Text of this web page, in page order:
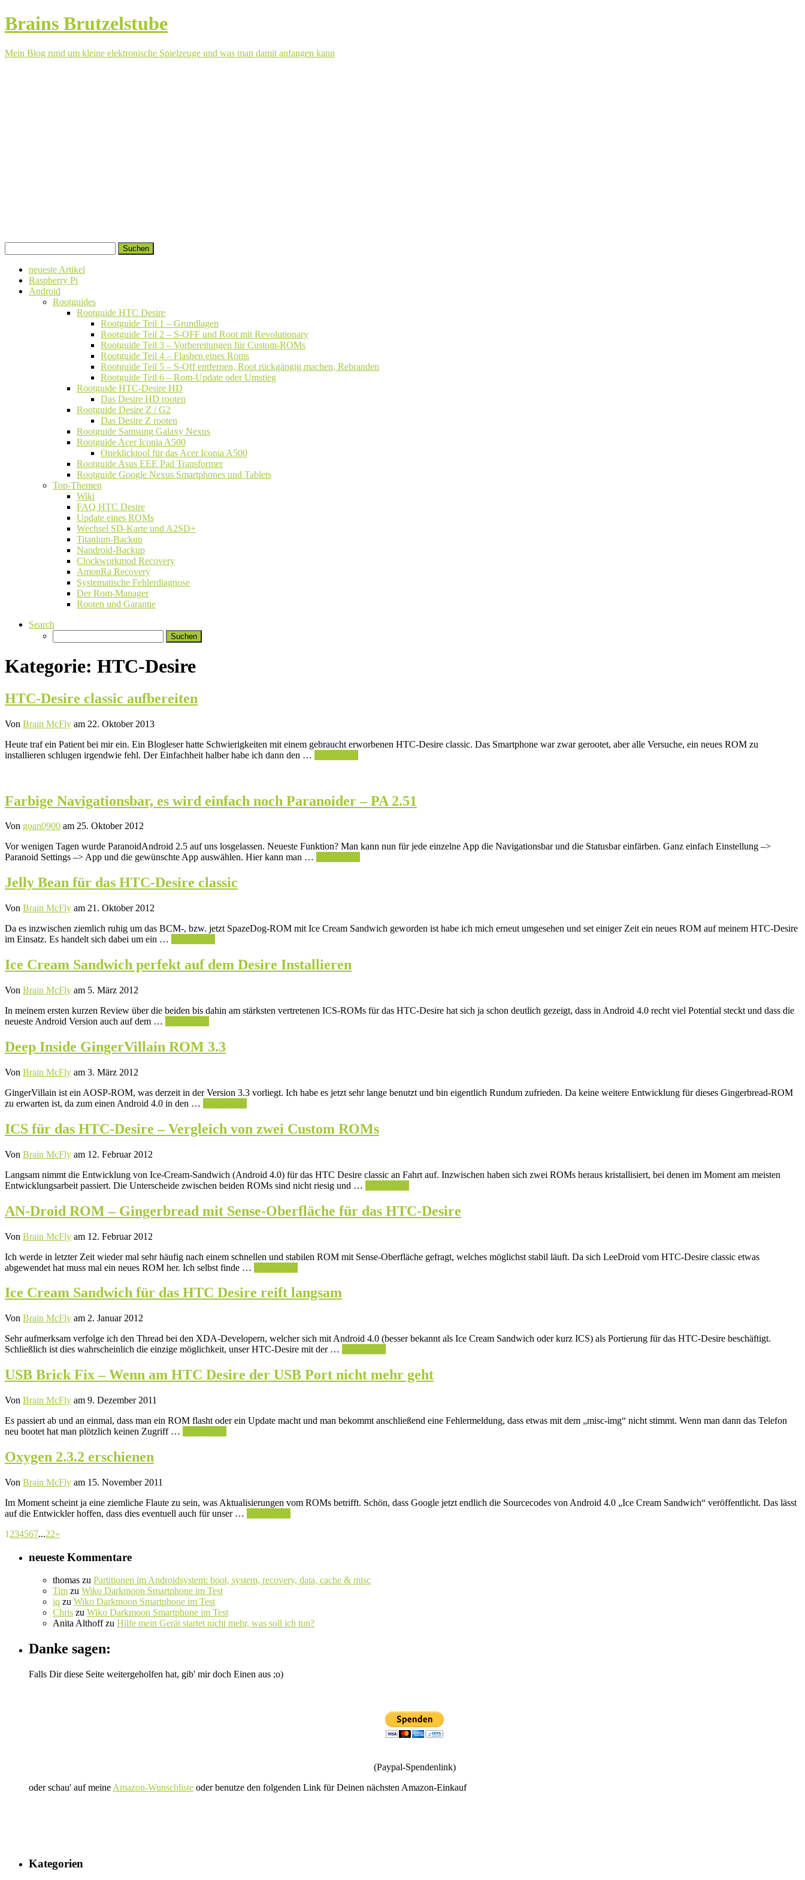
Brains Brutzelstube
Mein Blog rund um kleine elektronische Spielzeuge und was man damit anfangen kann
zum
Inhalt
nach:
neueste Artikel
Raspberry Pi
Android
Rootguides
Rootguide HTC Desire
Rootguide Teil 1 – Grundlagen
Rootguide Teil 2 – S-OFF und Root mit Revolutionary
Rootguide Teil 3 – Vorbereitungen für Custom-ROMs
Rootguide Teil 4 – Flashen eines Roms
Rootguide Teil 5 – S-Off entfernen, Root rückgängig machen, Rebranden
Rootguide Teil 6 – Rom-Update oder Umstieg
Rootguide HTC-Desire HD
Das Desire HD rooten
Rootguide Desire Z / G2
Das Desire Z rooten
Rootguide Samsung Galaxy Nexus
Rootguide Acer Iconia A500
Oneklicktool für das Acer Iconia A500
Rootguide Asus EEE Pad Transformer
Rootguide Google Nexus Smartphones und Tablets
Top-Themen
Wiki
FAQ HTC Desire
Update eines ROMs
Wechsel SD-Karte und A2SD+
Titanium-Backup
Nandroid-Backup
Clockworkmod Recovery
AmonRa Recovery
Systematische Fehlerdiagnose
Der Rom-Manager
Rooten und Garantie
Search
nach:
Kategorie: HTC-Desire
HTC-Desire classic aufbereiten
Von Brain McFly am 22. Oktober 2013
Heute traf ein Patient bei mir ein. Ein Blogleser hatte Schwierigkeiten mit einem gebraucht erworbenen HTC-Desire classic. Das Smartphone war zwar gerootet, aber alle Versuche, ein neues ROM zu
installieren schlugen irgendwie fehl. Der Einfachheit halber habe ich dann den …
Farbige Navigationsbar, es wird einfach noch Paranoider – PA 2.51
Von goan0900 am 25. Oktober 2012
Vor wenigen Tagen wurde ParanoidAndroid 2.5 auf uns losgelassen. Neueste Funktion? Man kann nun für jede einzelne App die Navigationsbar und die Statusbar einfärben. Ganz einfach Einstellung –>
Paranoid Settings –> App und die gewünschte App auswählen. Hier kann man …
Jelly Bean für das HTC-Desire classic
Von Brain McFly am 21. Oktober 2012
Da es inzwischen ziemlich ruhig um das BCM-, bzw. jetzt SpazeDog-ROM mit Ice Cream Sandwich geworden ist habe ich mich erneut umgesehen und set einiger Zeit ein neues ROM auf meinem HTC-Desire
im Einsatz. Es handelt sich dabei um ein …
Ice Cream Sandwich perfekt auf dem Desire Installieren
Von Brain McFly am 5. März 2012
In meinem ersten kurzen Review über die beiden bis dahin am stärksten vertretenen ICS-ROMs für das HTC-Desire hat sich ja schon deutlich gezeigt, dass in Android 4.0 recht viel Potential steckt und dass die
neueste Android Version auch auf dem …
Deep Inside GingerVillain ROM 3.3
Von Brain McFly am 3. März 2012
GingerVillain ist ein AOSP-ROM, was derzeit in der Version 3.3 vorliegt. Ich habe es jetzt sehr lange benutzt und bin eigentlich Rundum zufrieden. Da keine weitere Entwicklung für dieses Gingerbread-ROM
zu erwarten ist, da zum einen Android 4.0 in den …
ICS für das HTC-Desire – Vergleich von zwei Custom ROMs
Von Brain McFly am 12. Februar 2012
Langsam nimmt die Entwicklung von Ice-Cream-Sandwich (Android 4.0) für das HTC Desire classic an Fahrt auf. Inzwischen haben sich zwei ROMs heraus kristallisiert, bei denen im Moment am meisten
Entwicklungsarbeit passiert. Die Unterscheide zwischen beiden ROMs sind nicht riesig und …
AN-Droid ROM – Gingerbread mit Sense-Oberfläche für das HTC-Desire
Von Brain McFly am 12. Februar 2012
Ich werde in letzter Zeit wieder mal sehr häufig nach einem schnellen und stabilen ROM mit Sense-Oberfläche gefragt, welches möglichst stabil läuft. Da sich LeeDroid vom HTC-Desire classic etwas
abgewendet hat muss mal ein neues ROM her. Ich selbst finde …
Ice Cream Sandwich für das HTC Desire reift langsam
Von Brain McFly am 2. Januar 2012
Sehr aufmerksam verfolge ich den Thread bei den XDA-Developern, welcher sich mit Android 4.0 (besser bekannt als Ice Cream Sandwich oder kurz ICS) als Portierung für das HTC-Desire beschäftigt.
Schließlich ist dies wahrscheinlich die einzige möglichkeit, unser HTC-Desire mit der …
USB Brick Fix – Wenn am HTC Desire der USB Port nicht mehr geht
Von Brain McFly am 9. Dezember 2011
Es passiert ab und an einmal, dass man ein ROM flasht oder ein Update macht und man bekommt anschließend eine Fehlermeldung, dass etwas mit dem „misc-img“ nicht stimmt. Wenn man dann das Telefon
neu bootet hat man plötzlich keinen Zugriff …
Oxygen 2.3.2 erschienen
Von Brain McFly am 15. November 2011
Im Moment scheint ja eine ziemliche Flaute zu sein, was Aktualisierungen vom ROMs betrifft. Schön, dass Google jetzt endlich die Sourcecodes von Android 4.0 „Ice Cream Sandwich“ veröffentlicht. Das lässt
auf die Entwickler hoffen, dass dies eventuell auch für unser …
1 234567...22»
neueste Kommentare
thomas zu Partitionen im Androidsystem: boot, system, recovery, data, cache & misc
Tim zu Wiko Darkmoon Smartphone im Test
iq zu Wiko Darkmoon Smartphone im Test
Chris zu Wiko Darkmoon Smartphone im Test
Anita Althoffzu Hilfe mein Gerät startet nicht mehr, was soll ich tun?
Danke sagen:
Falls Dir diese Seite weitergeholfen hat, gib' mir doch Einen aus ;o)
(Paypal-Spendenlink)
oder schau' auf meine Amazon-Wunschliste oder benutze den folgenden Link für Deinen nächsten Amazon-Einkauf
Kategorien